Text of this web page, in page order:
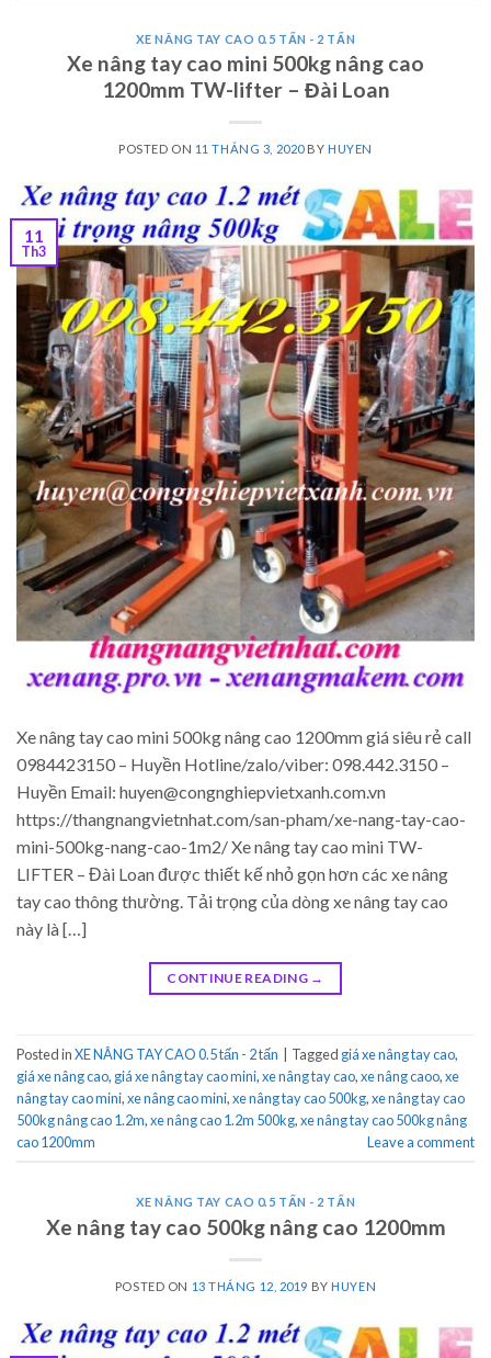
XE NÂNG TAY CAO 0.5 TẤN - 2 TẤN
Xe nâng tay cao mini 500kg nâng cao
1200mm TW-lifter – Đài Loan
POSTED ON 11 THÁNG 3, 2020BY HUYEN
11
Th3
Xe nâng tay cao mini 500kg nâng cao 1200mm giá siêu rẻ call
0984423150 – Huyền Hotline/zalo/viber: 098.442.3150 –
Huyền Email: huyen@congnghiepvietxanh.com.vn
https://thangnangvietnhat.com/san-pham/xe-nang-tay-cao-
mini-500kg-nang-cao-1m2/ Xe nâng tay cao mini TW-
LIFTER – Đài Loan được thiết kế nhỏ gọn hơn các xe nâng
tay cao thông thường. Tải trọng của dòng xe nâng tay cao
này là […]
CONTINUE READING →
Posted inXE NÂNG TAY CAO 0.5 tấn - 2 tấn | Tagged giá xe nâng tay cao,
giá xe nâng cao, giá xe nâng tay cao mini,xe nâng tay cao,xe nâng caoo,xe
nâng tay cao mini,xe nâng cao mini,xe nâng tay cao 500kg,xe nâng tay cao
500kg nâng cao 1.2m,xe nâng cao 1.2m 500kg,xe nâng tay cao 500kg nâng
cao 1200mm
Leave a comment
XE NÂNG TAY CAO 0.5 TẤN - 2 TẤN
Xe nâng tay cao 500kg nâng cao 1200mm
POSTED ON 13 THÁNG 12, 2019 BYHUYEN